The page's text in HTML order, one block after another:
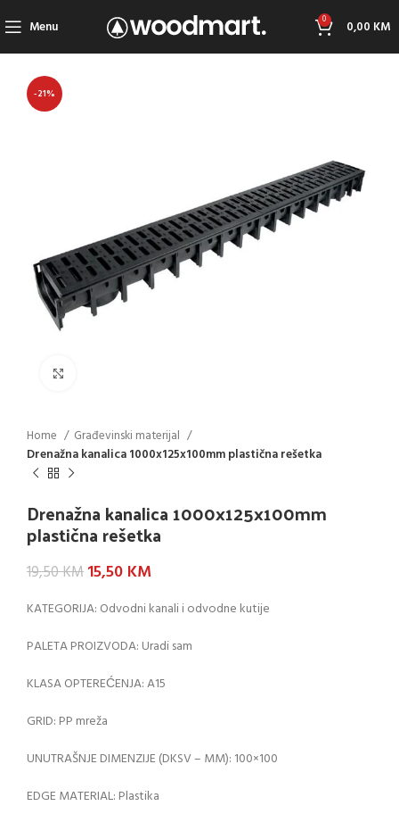
Menu 0 0,00 KM
-21%
Home
Građevinski materijal
Drenažna kanalica 1000x125x100mm plastična rešetka
Drenažna kanalica 1000x125x100mm
plastična rešetka
19,50KM15,50 KM
KATEGORIJA: Odvodni kanali i odvodne kutije
PALETA PROIZVODA: Uradi sam
KLASA OPTEREĆENJA: A15
GRID: PP mreža
UNUTRAŠNJE DIMENZIJE (DKSV – MM): 100×100
EDGE MATERIAL: Plastika